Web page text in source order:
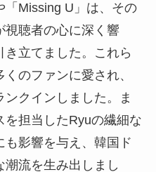
「Missing U」は、その
視聴者の心に深く響
立てました。これら
のファンに愛され、
クインしました。ま
を担当したRyuの繊細な
影響を与え、韓国ド
潮流を生み出しまし